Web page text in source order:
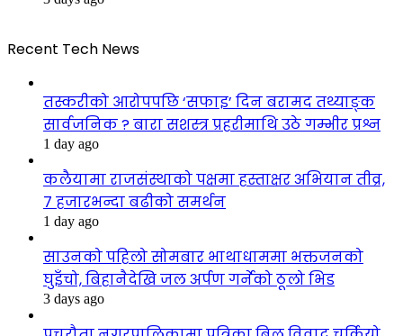
Recent Tech News
तस्करीको आरोपपछि ‘सफाइ’ दिन बरामद तथ्याङ्क
सार्वजनिक ? बारा सशस्त्र प्रहरीमाथि उठे गम्भीर प्रश्न
1 day ago
कलैयामा राजसंस्थाको पक्षमा हस्ताक्षर अभियान तीव्र,
७ हजारभन्दा बढीको समर्थन
1 day ago
साउनको पहिलो सोमबार भाथाधाममा भक्तजनको
घुइँचो, बिहानैदेखि जल अर्पण गर्नेको ठूलो भिड
3 days ago